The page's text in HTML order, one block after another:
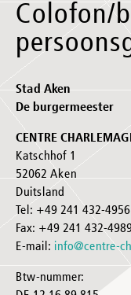
Colofon/
Stad Aken
De burgermeester
CENTRE
Katschhof 1
52062 Aken
Duitsland
Tel: +49 241 432-4956
Fax: +49 241 432-
E-mail: info@centre-
Btw-nummer: